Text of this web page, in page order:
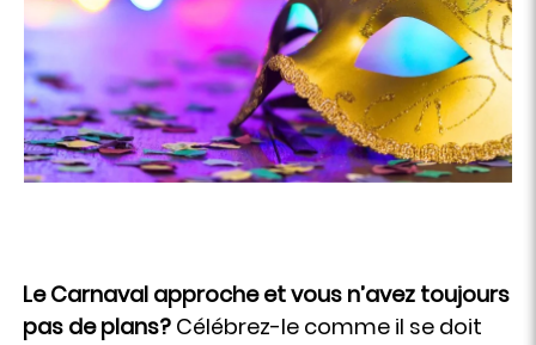
Le Carnaval approche et vous n’avez toujours
pas de plans? Célébrez-le comme il se doit